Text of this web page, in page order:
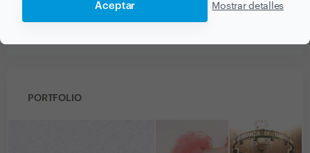
Aceptar Mostrar detalles
PORTFOLIO